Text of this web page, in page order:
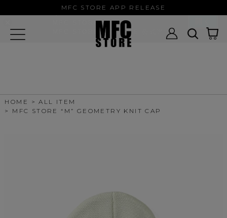
MFC STORE APP RELEASE
HOME
ALL ITEM
MFC STORE “M” GEOMETRY KNIT CAP
MFC STORE
MFC STORE/EXAMPLE 公式アプリ -
Google Play